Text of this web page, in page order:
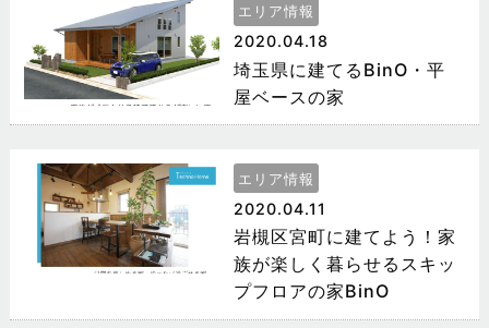
エリア情報
2020.04.18
埼玉県に建てるBinO・平
屋ベースの家
エリア情報
2020.04.11
岩槻区宮町に建てよう！家
族が楽しく暮らせるスキッ
プフロアの家BinO